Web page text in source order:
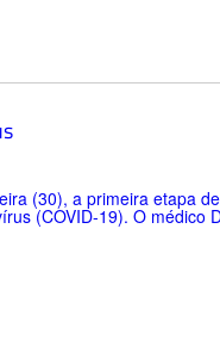
(30), a primeira etapa
(COVID-19). O médico